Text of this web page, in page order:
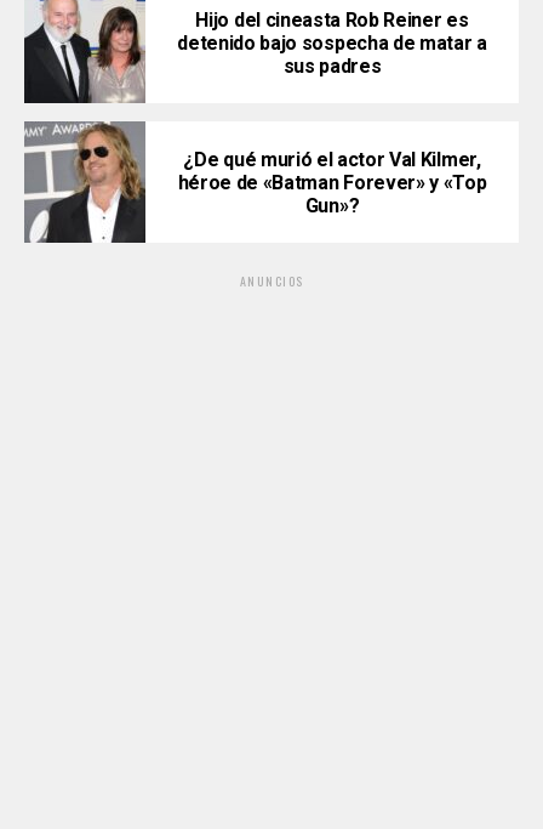
Hijo del cineasta Rob Reiner es
detenido bajo sospecha de matar a
sus padres
¿De qué murió el actor Val Kilmer,
héroe de «Batman Forever» y «Top
Gun»?
ANUNCIOS